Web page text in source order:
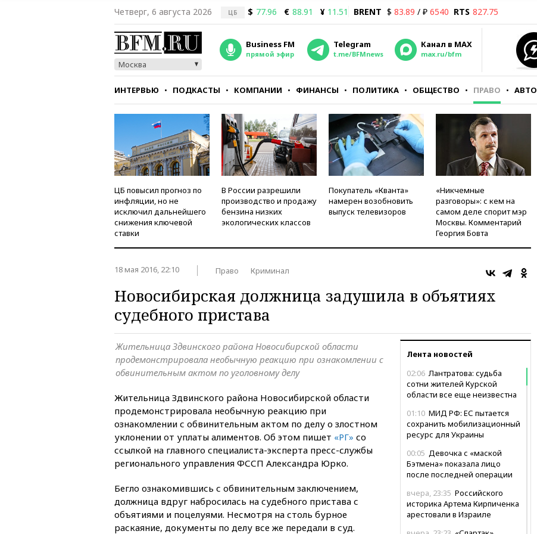
Четверг, 6 августа 2026 ЦБ $ 77.96 € 88.91 ¥ 11.51 BRENT $ 83.89 / ₽ 6540 RTS 827.75
Москва
Business FM
прямой эфир
Telegram
t.me/BFMnews
Канал в MAX
max.ru/bfm
ИНТЕРВЬЮ ПОДКАСТЫ КОМПАНИИ ФИНАНСЫ ПОЛИТИКА ОБЩЕСТВО ПРАВО АВТО
СТИЛЬ ТЕСТЫ
ЦБ повысил прогноз по
инфляции, но не
исключил дальнейшего
снижения ключевой
ставки
В России разрешили
производство и продажу
бензина низких
экологических классов
Покупатель «Кванта»
намерен возобновить
выпуск телевизоров
«Никчемные
разговоры»: с кем на
самом деле спорит мэр
Москвы. Комментарий
Георгия Бовта
18 мая 2016, 22:10 Право Криминал
Новосибирская должница задушила в объятиях
судебного пристава
Лента новостей
02:06 Лантратова: судьба
сотни жителей Курской
области все еще неизвестна
01:10 МИД РФ: ЕС пытается
сохранить мобилизационный
ресурс для Украины
00:05 Девочка с «маской
Бэтмена» показала лицо
после последней операции
вчера, 23:35 Российского
историка Артема Кирпиченка
арестовали в Израиле
Жительница Здвинского района Новосибирской области
продемонстрировала необычную реакцию при ознакомлении с
обвинительным актом по уголовному делу
Жительница Здвинского района Новосибирской области
продемонстрировала необычную реакцию при
ознакомлении с обвинительным актом по делу о злостном
уклонении от уплаты алиментов. Об этом пишет «РГ» со
ссылкой на главного специалиста-эксперта пресс-службы
регионального управления ФССП Александра Юрко.
Бегло ознакомившись с обвинительным заключением,
должница вдруг набросилась на судебного пристава с
объятиями и поцелуями. Несмотря на столь бурное
раскаяние, документы по делу все же передали в суд.